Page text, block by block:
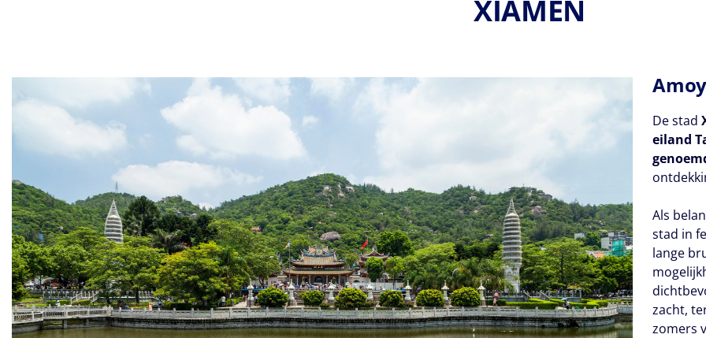
XIAMEN
De stad
eiland
Als
stad in
lange
zacht,
zomers